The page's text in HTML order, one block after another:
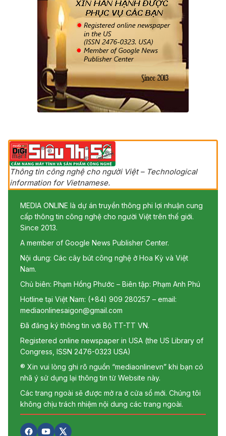
Thông tin công nghệ cho người Việt – Technological
information for Vietnamese.
MEDIA ONLINE là dự án truyền thông phi lợi nhuận cung
cấp thông tin công nghệ cho người Việt trên thế giới.
Since 2013.
A member of Google News Publisher Center.
Nội dung: Các cây bút công nghệ ở Hoa Kỳ và Việt
Nam.
Chủ biên: Phạm Hồng Phước – Biên tập: Phạm Anh Phú
Hotline tại Việt Nam: (+84) 909 280257 – email:
mediaonlinesaigon@gmail.com
Đã đăng ký thông tin với Bộ TT-TT VN.
Registered online newspaper in USA (the US Library of
Congress, ISSN 2476-0323 USA)
® Xin vui lòng ghi rõ nguồn “mediaonlinevn” khi bạn có
nhã ý sử dụng lại thông tin từ Website này.
Các trang ngoài sẽ được mở ra ở cửa sổ mới. Chúng tôi
không chịu trách nhiệm nội dung các trang ngoài.